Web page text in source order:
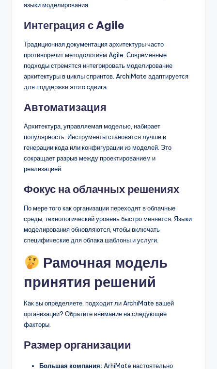
языки моделирования.
Интеграция с Agile
Традиционная документация архитектуры часто
противоречит методологиям Agile. Современные
подходы стремятся интегрировать моделирование
архитектуры в циклы спринтов. ArchiMate адаптируется
для поддержки этого сдвига.
Автоматизация
Архитектура, управляемая моделью, набирает
популярность. Инструменты становятся лучше в
генерации кода или конфигурации из моделей. Это
сокращает разрыв между проектированием и
реализацией.
Фокус на облачных решениях
По мере того как организации переходят в облачные
среды, технологический уровень быстро меняется. Языки
моделирования обновляются, чтобы включать
специфические для облака шаблоны и услуги.
Рамочная модель
принятия решений
Как вы определяете, подходит ли ArchiMate вашей
организации? Обратите внимание на следующие
факторы.
Размер организации
Большая компания: ArhiMate настоятельно